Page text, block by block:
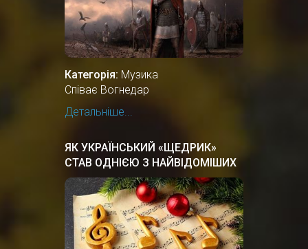
Категорія: Музика
Співає Вогнедар
Детальніше...
ЯК УКРАЇНСЬКИЙ «ЩЕДРИК»
СТАВ ОДНІЄЮ З НАЙВІДОМІШИХ
РІЗДВЯНИХ ПІСЕНЬ У СВІТІ